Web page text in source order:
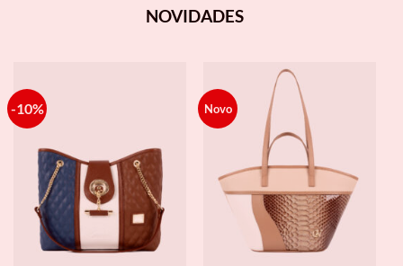
NOVIDADES
-10% Novo